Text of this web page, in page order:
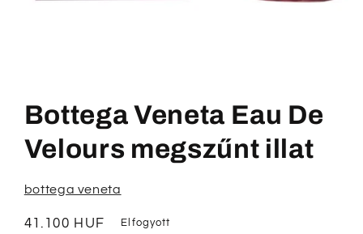
megnyitása
modális
párbeszédpanelen
Bottega Veneta Eau De
Velours megszűnt illat
bottega veneta
Normál
41.100 HUF Elfogyott